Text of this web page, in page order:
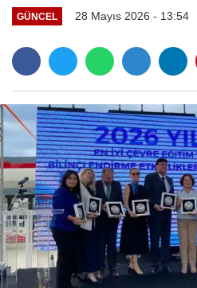
GÜNCEL 28 Mayıs 2026 - 13:54